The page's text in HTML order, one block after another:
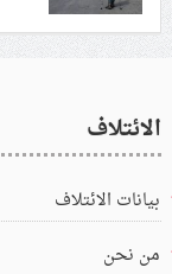
الائتلاف
بيانات الائتلاف
من نحن